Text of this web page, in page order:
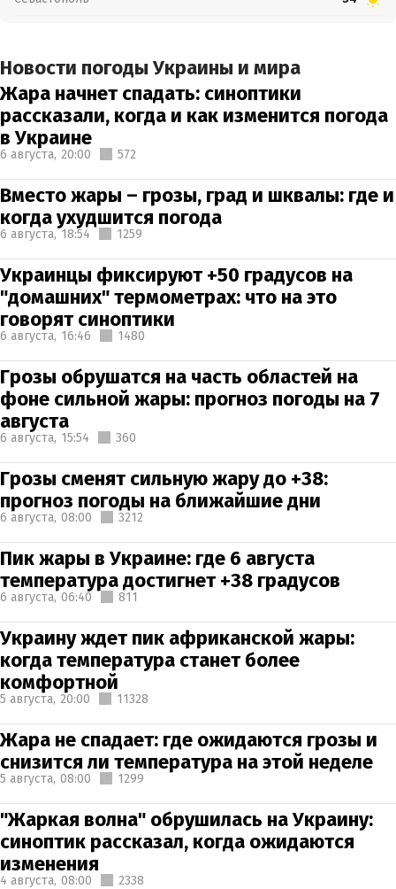
Новости погоды Украины и мира
Жара начнет спадать: синоптики
рассказали, когда и как изменится погода
в Украине
6 августа, 20:00 572
Вместо жары – грозы, град и шквалы: где и
когда ухудшится погода
6 августа, 18:54 1259
Украинцы фиксируют +50 градусов на
"домашних" термометрах: что на это
говорят синоптики
6 августа, 16:46 1480
Грозы обрушатся на часть областей на
фоне сильной жары: прогноз погоды на 7
августа
6 августа, 15:54 360
Грозы сменят сильную жару до +38:
прогноз погоды на ближайшие дни
6 августа, 08:00 3212
Пик жары в Украине: где 6 августа
температура достигнет +38 градусов
6 августа, 06:40 811
Украину ждет пик африканской жары:
когда температура станет более
комфортной
5 августа, 20:00 11328
Жара не спадает: где ожидаются грозы и
снизится ли температура на этой неделе
5 августа, 08:00 1299
"Жаркая волна" обрушилась на Украину:
синоптик рассказал, когда ожидаются
изменения
4 августа, 08:00 2338